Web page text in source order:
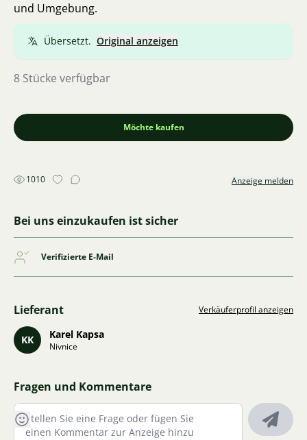
und Umgebung.
Übersetzt. Original anzeigen
8 Stücke verfügbar
Möchte kaufen
1010 Anzeige melden
Bei uns einzukaufen ist sicher
Verifizierte E-Mail
Lieferant Verkäuferprofil anzeigen
KK Karel Kapsa
Nivnice
Fragen und Kommentare